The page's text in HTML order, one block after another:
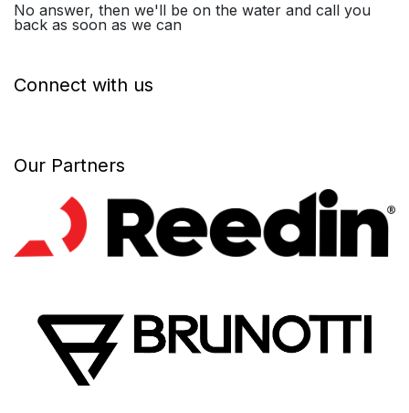
No answer, then we'll be on the water and call you
back as soon as we can
Connect with us
Our Partners